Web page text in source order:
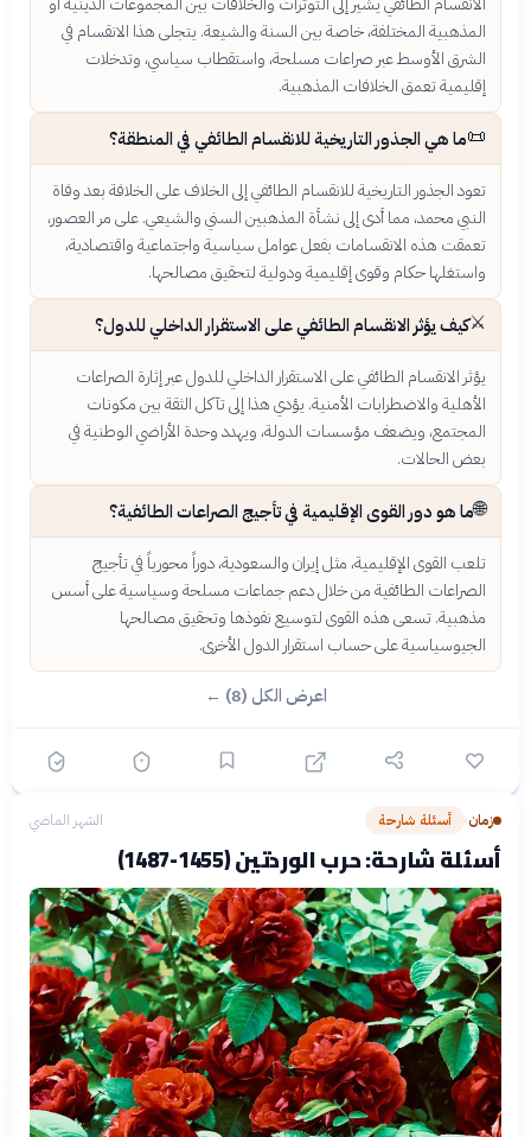
المذهبية المختلفة، خاصة بين السنة والشيعة. يتجلى هذا الانقسام في
الشرق الأوسط عبر صراعات مسلحة، واستقطاب سياسي، وتدخلات
إقليمية تعمق الخلافات المذهبية.
📜ما هي الجذور التاريخية للانقسام الطائفي في المنطقة؟
تعود الجذور التاريخية للانقسام الطائفي إلى الخلاف على الخلافة بعد وفاة
النبي محمد، مما أدى إلى نشأة المذهبين السني والشيعي. على مر العصور،
تعمقت هذه الانقسامات بفعل عوامل سياسية واجتماعية واقتصادية،
واستغلها حكام وقوى إقليمية ودولية لتحقيق مصالحها.
⚔️كيف يؤثر الانقسام الطائفي على الاستقرار الداخلي للدول؟
يؤثر الانقسام الطائفي على الاستقرار الداخلي للدول عبر إثارة الصراعات
الأهلية والاضطرابات الأمنية. يؤدي هذا إلى تآكل الثقة بين مكونات
المجتمع، ويضعف مؤسسات الدولة، ويهدد وحدة الأراضي الوطنية في
بعض الحالات.
🌐ما هو دور القوى الإقليمية في تأجيج الصراعات الطائفية؟
تلعب القوى الإقليمية، مثل إيران والسعودية، دوراً محورياً في تأجيج
الصراعات الطائفية من خلال دعم جماعات مسلحة وسياسية على أسس
مذهبية. تسعى هذه القوى لتوسيع نفوذها وتحقيق مصالحها
الجيوسياسية على حساب استقرار الدول الأخرى.
اعرض الكل (8) ←
زمان› أسئلة شارحة الشهر الماضي
أسئلة شارحة: حرب الوردتين (1455-1487)